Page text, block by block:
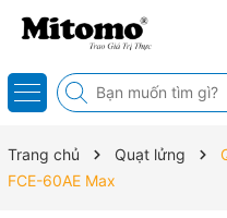
Trang chủ Quạt lửng
FCE-60AE Max